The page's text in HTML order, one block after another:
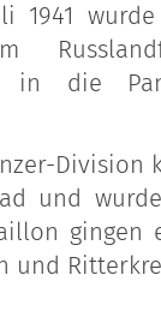
1941
in die
Division
und
gingen
und